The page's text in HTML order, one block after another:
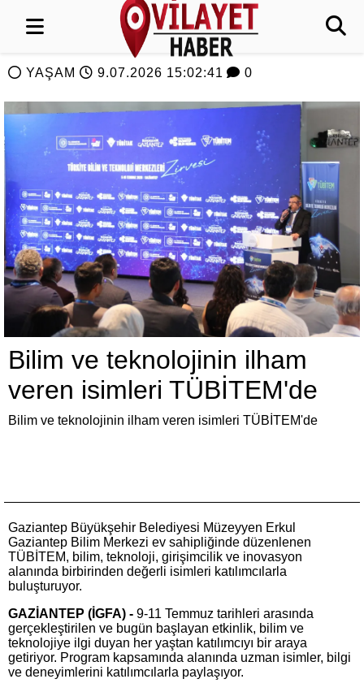
YAŞAM 9.07.2026 15:02:41 0
Bilim ve teknolojinin ilham
veren isimleri TÜBİTEM'de
Bilim ve teknolojinin ilham veren isimleri TÜBİTEM'de
Gaziantep Büyükşehir Belediyesi Müzeyyen Erkul
Gaziantep Bilim Merkezi ev sahipliğinde düzenlenen
TÜBİTEM, bilim, teknoloji, girişimcilik ve inovasyon
alanında birbirinden değerli isimleri katılımcılarla
buluşturuyor.
GAZİANTEP (İGFA) - 9-11 Temmuz tarihleri arasında
gerçekleştirilen ve bugün başlayan etkinlik, bilim ve
teknolojiye ilgi duyan her yaştan katılımcıyı bir araya
getiriyor. Program kapsamında alanında uzman isimler, bilgi
ve deneyimlerini katılımcılarla paylaşıyor.